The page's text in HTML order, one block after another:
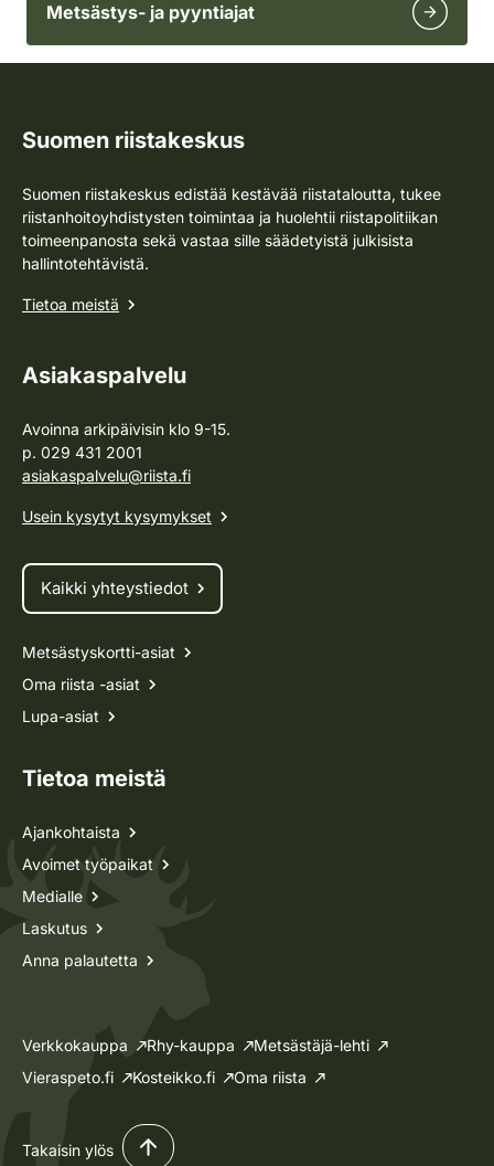
Metsästys- ja pyyntiajat
Suomen riistakeskus
Suomen riistakeskus edistää kestävää riistataloutta, tukee
riistanhoitoyhdistysten toimintaa ja huolehtii riistapolitiikan
toimeenpanosta sekä vastaa sille säädetyistä julkisista
hallintotehtävistä.
Tietoa meistä
Asiakaspalvelu
Avoinna arkipäivisin klo 9-15.
p. 029 431 2001
asiakaspalvelu@riista.fi
Usein kysytyt kysymykset
Kaikki yhteystiedot
Metsästyskortti-asiat
Oma riista -asiat
Lupa-asiat
Tietoa meistä
Ajankohtaista
Avoimet työpaikat
Medialle
Laskutus
Anna palautetta
Verkkokauppa Rhy-kauppa
Metsästäjä-lehti
Vieraspeto.fi
Kosteikko.fi Oma riista
Takaisin ylös